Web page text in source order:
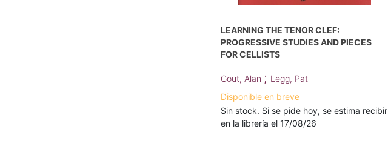
LEARNING THE TENOR CLEF:
PROGRESSIVE STUDIES AND PIECES
FOR CELLISTS
Gout, Alan ; Legg, Pat
Disponible en breve
Sin stock. Si se pide hoy, se estima recibir
en la librería el 17/08/26